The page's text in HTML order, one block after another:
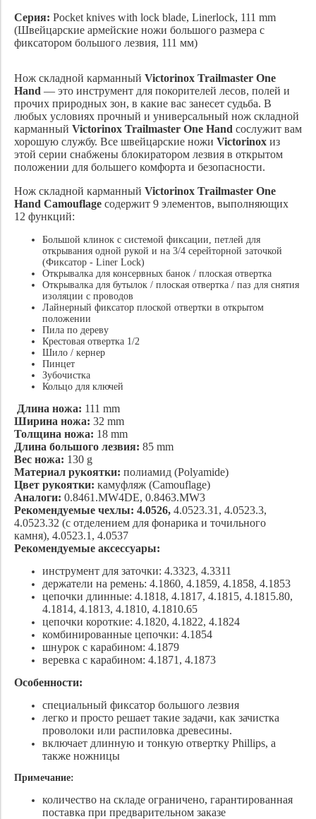
Серия: Pocket knives with lock blade, Linerlock, 111 mm
(Швейцарские армейские ножи большого размера с
фиксатором большого лезвия, 111 мм)
Нож складной карманный Victorinox Trailmaster One
Hand — это инструмент для покорителей лесов, полей и
прочих природных зон, в какие вас занесет судьба. В
любых условиях прочный и универсальный нож складной
карманный Victorinox Trailmaster One Hand сослужит вам
хорошую службу. Все швейцарские ножи Victorinox из
этой серии снабжены блокиратором лезвия в открытом
положении для большего комфорта и безопасности.
Нож складной карманный Victorinox Trailmaster One
Hand Camouflage содержит 9 элементов, выполняющих
12 функций:
Большой клинок с системой фиксации, петлей для
открывания одной рукой и на 3/4 серейторной заточкой
(Фиксатор - Liner Lock)
Открывалка для консервных банок / плоская отвертка
Открывалка для бутылок / плоская отвертка / паз для снятия
изоляции с проводов
Лайнерный фиксатор плоской отвертки в открытом
положении
Пила по дереву
Крестовая отвертка 1/2
Шило / кернер
Пинцет
Зубочистка
Кольцо для ключей
Длина ножа: 111 mm
Ширина ножа: 32 mm
Толщина ножа: 18 mm
Длина большого лезвия: 85 mm
Вес ножа: 130 g
Материал рукоятки: полиамид (Polyamide)
Цвет рукоятки: камуфляж (Camouflage)
Аналоги: 0.8461.MW4DE, 0.8463.MW3
Рекомендуемые чехлы: 4.0526, 4.0523.31, 4.0523.3,
4.0523.32 (с отделением для фонарика и точильного
камня), 4.0523.1, 4.0537
Рекомендуемые аксессуары:
инструмент для заточки: 4.3323, 4.3311
держатели на ремень: 4.1860, 4.1859, 4.1858, 4.1853
цепочки длинные: 4.1818, 4.1817, 4.1815, 4.1815.80,
4.1814, 4.1813, 4.1810, 4.1810.65
цепочки короткие: 4.1820, 4.1822, 4.1824
комбинированные цепочки: 4.1854
шнурок с карабином: 4.1879
веревка с карабином: 4.1871, 4.1873
Особенности:
специальный фиксатор большого лезвия
легко и просто решает такие задачи, как зачистка
проволоки или распиловка древесины.
включает длинную и тонкую отвертку Phillips, а
также ножницы
Примечание:
количество на складе ограничено, гарантированная
поставка при предварительном заказе